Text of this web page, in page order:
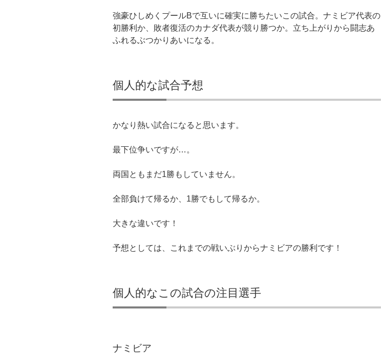
強豪ひしめくプールBで互いに確実に勝ちたいこの試合。ナミビア代表の
初勝利か、敗者復活のカナダ代表が競り勝つか。立ち上がりから闘志あ
ふれるぶつかりあいになる。
個人的な試合予想
かなり熱い試合になると思います。
最下位争いですが…。
両国ともまだ1勝もしていません。
全部負けて帰るか、1勝でもして帰るか。
大きな違いです！
予想としては、これまでの戦いぶりからナミビアの勝利です！
個人的なこの試合の注目選手
ナミビア